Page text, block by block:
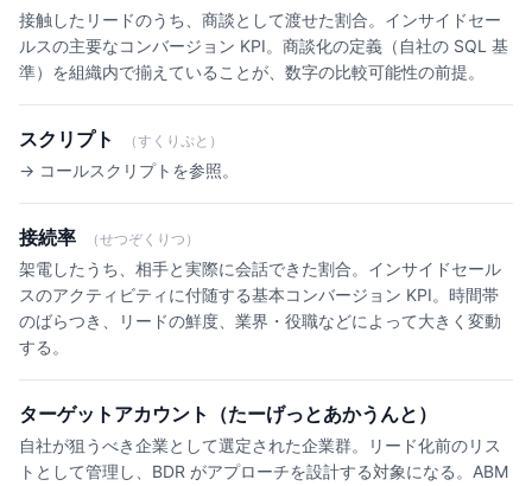
接触したリードのうち、商談として渡せた割合。インサイドセー
ルスの主要なコンバージョン KPI。商談化の定義（自社の SQL 基
準）を組織内で揃えていることが、数字の比較可能性の前提。
スクリプト （すくりぷと）
→ コールスクリプトを参照。
接続率 （せつぞくりつ）
架電したうち、相手と実際に会話できた割合。インサイドセール
スのアクティビティに付随する基本コンバージョン KPI。時間帯
のばらつき、リードの鮮度、業界・役職などによって大きく変動
する。
ターゲットアカウント（たーげっとあかうんと）
自社が狙うべき企業として選定された企業群。リード化前のリス
トとして管理し、BDR がアプローチを設計する対象になる。ABM